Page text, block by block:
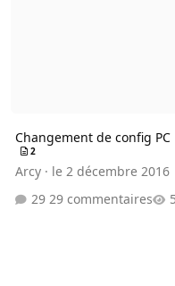
Changement de config PC
2
Arcy· le 2 décembre 2016
29 commentaires